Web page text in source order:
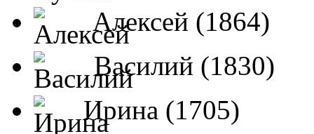
Алексей (1864)
Василий (1830)
Ирина (1705)